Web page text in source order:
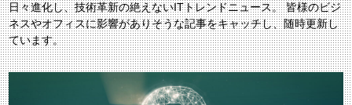
日々進化し、技術革新の絶えないITトレンドニュース。皆様のビジ
ネスやオフィスに影響がありそうな記事をキャッチし、随時更新し
ています。